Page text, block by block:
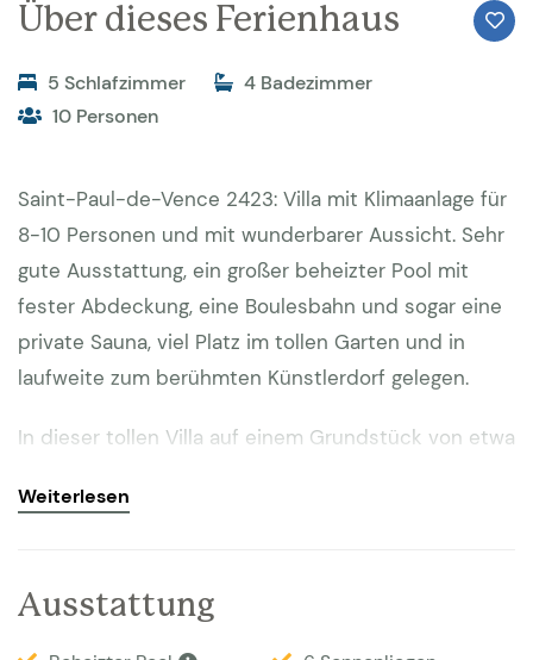
Über dieses Ferienhaus
5 Schlafzimmer
4 Badezimmer
10 Personen
Saint-Paul-de-Vence 2423: Villa mit Klimaanlage für
8-10 Personen und mit wunderbarer Aussicht. Sehr
gute Ausstattung, ein großer beheizter Pool mit
fester Abdeckung, eine Boulesbahn und sogar eine
private Sauna, viel Platz im tollen Garten und in
laufweite zum berühmten Künstlerdorf gelegen.
In dieser tollen Villa auf einem Grundstück von etwa
verbringen. Sie haben eine sehr schöne Aussicht
Sonnen, lesen, relaxen oder um mit der Gruppe
gemeinsam eine schöne Zeit zu verbringen. Das
Weiterlesen
Ausstattung